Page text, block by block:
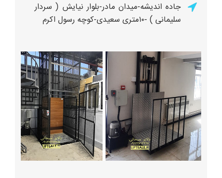
جاده اندیشه-میدان مادر-بلوار نیایش ( سردار
سلیمانی ) -۱۰متری سعیدی-کوچه رسول اکرم